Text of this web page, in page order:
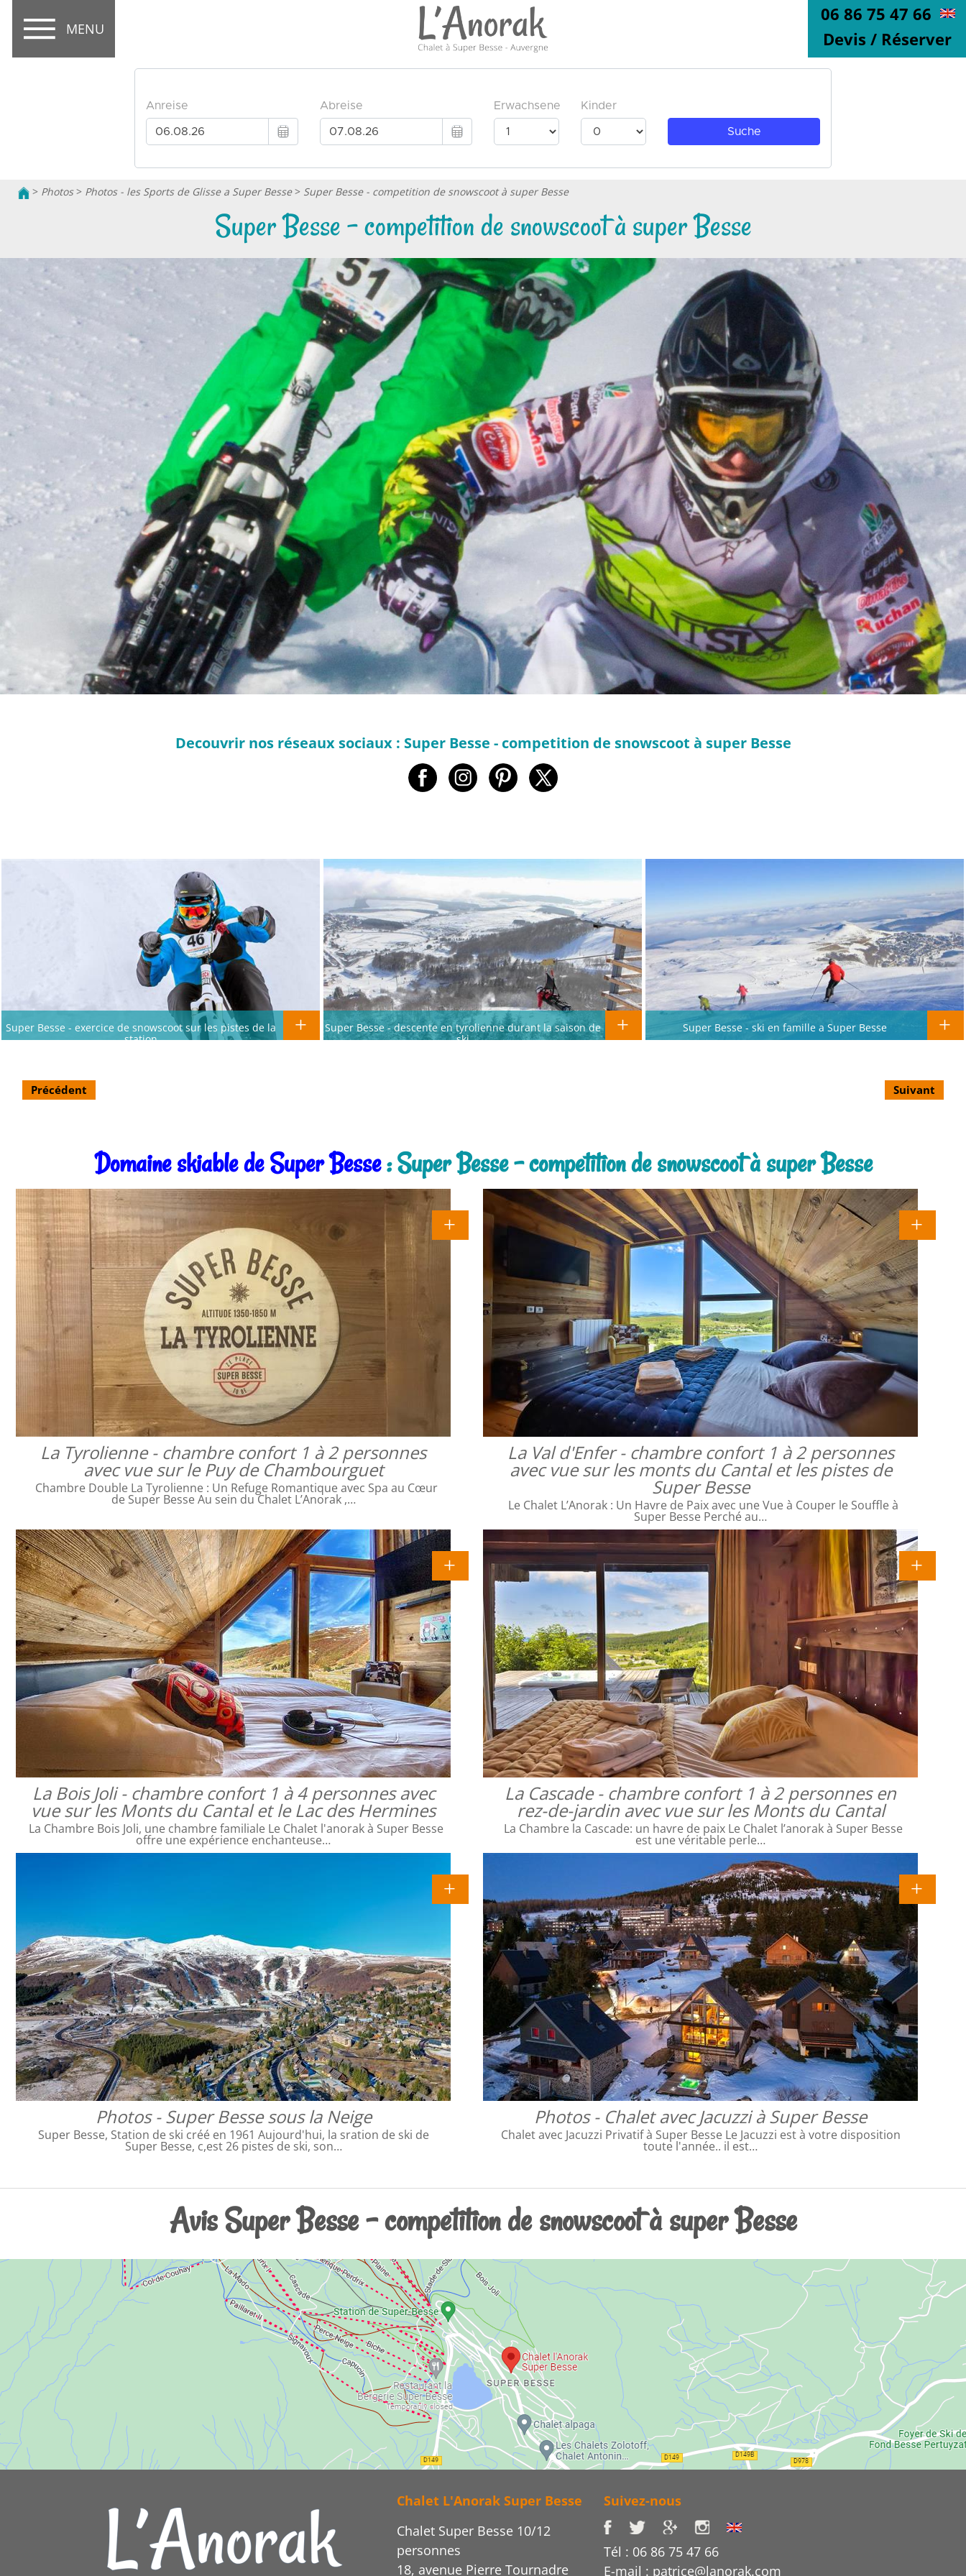
MENU
06 86 75 47 66
Devis / Réserver
> Photos> Photos - les Sports de Glisse a Super Besse> Super Besse - competition de snowscoot à super Besse
Super Besse - competition de snowscoot à super Besse
Decouvrir nos réseaux sociaux : Super Besse - competition de snowscoot à super Besse
Super Besse - exercice de snowscoot sur les pistes de la
station
Super Besse - descente en tyrolienne durant la saison de
ski
Super Besse - ski en famille a Super Besse
Précédent Suivant
Domaine skiable de Super Besse: Super Besse - competition de snowscoot à super Besse
La Tyrolienne - chambre confort 1 à 2 personnes
avec vue sur le Puy de Chambourguet
Chambre Double La Tyrolienne : Un Refuge Romantique avec Spa au Cœur
de Super Besse Au sein du Chalet L’Anorak ,…
La Val d'Enfer - chambre confort 1 à 2 personnes
avec vue sur les monts du Cantal et les pistes de
Super Besse
Le Chalet L’Anorak : Un Havre de Paix avec une Vue à Couper le Souffle à
Super Besse Perché au…
La Bois Joli - chambre confort 1 à 4 personnes avec
vue sur les Monts du Cantal et le Lac des Hermines
La Chambre Bois Joli, une chambre familiale Le Chalet l'anorak à Super Besse
offre une expérience enchanteuse…
La Cascade - chambre confort 1 à 2 personnes en
rez-de-jardin avec vue sur les Monts du Cantal
La Chambre la Cascade: un havre de paix Le Chalet l’anorak à Super Besse
est une véritable perle…
Photos - Super Besse sous la Neige
Super Besse, Station de ski créé en 1961 Aujourd'hui, la sration de ski de
Super Besse, c,est 26 pistes de ski, son…
Photos - Chalet avec Jacuzzi à Super Besse
Chalet avec Jacuzzi Privatif à Super Besse Le Jacuzzi est à votre disposition
toute l'année.. il est…
Avis Super Besse - competition de snowscoot à super Besse
Chalet L'Anorak Super Besse
Chalet Super Besse 10/12
personnes
18, avenue Pierre Tournadre
Suivez-nous
Tél : 06 86 75 47 66
E-mail : patrice@lanorak.com